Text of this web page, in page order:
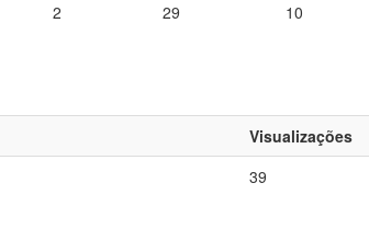
2 29 10
Visualizações
39